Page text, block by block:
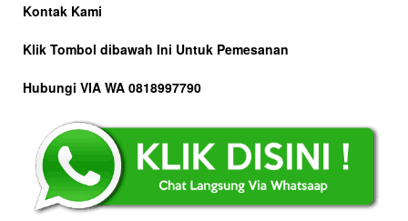
Kontak Kami
Klik Tombol dibawah Ini Untuk Pemesanan
Hubungi VIA WA 0818997790